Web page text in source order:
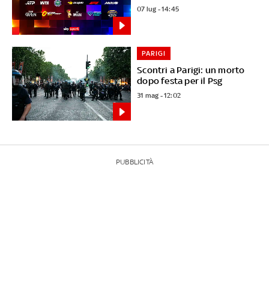
07 lug - 14:45
Scontri a Parigi: un morto
dopo festa per il Psg
PARIGI
31 mag - 12:02
PUBBLICITÀ